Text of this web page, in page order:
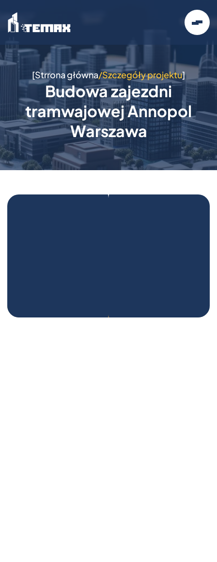
[Strrona główna/Szczegóły projektu]
Budowa zajezdni
tramwajowej Annopol
Warszawa